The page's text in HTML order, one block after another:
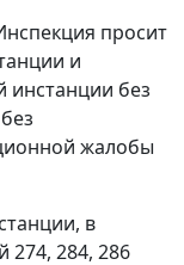
просит
и
инстанции без
жалобы
в
274, 284, 286